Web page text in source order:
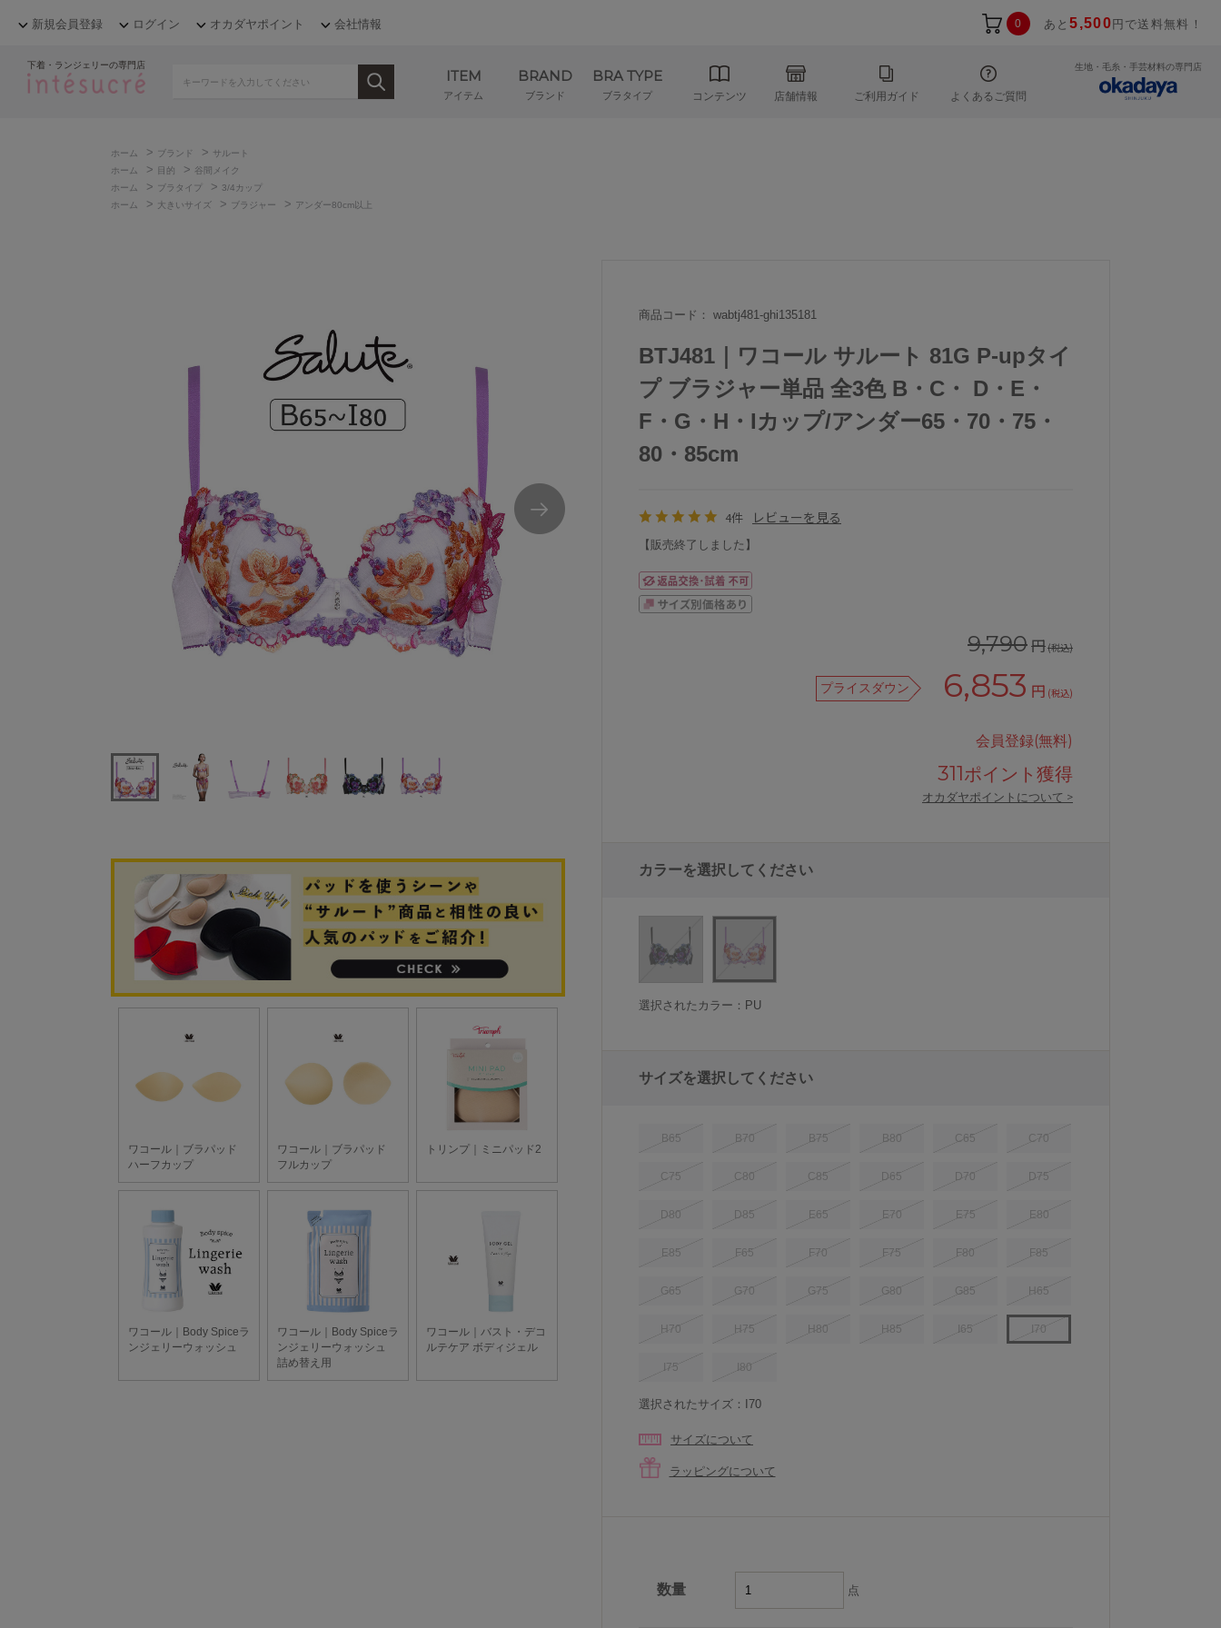
新規会員登録 ログイン オカダヤポイント 会社情報 0 あと5,500 円で送料無料！
下着・ランジェリーの専門店
ITEM
アイテム
BRAND
ブランド
BRA TYPE
ブラタイプ コンテンツ 店舗情報 ご利用ガイド よくあるご質問
生地・毛糸・手芸材料の専門店
ホーム > ブランド > サルート
ホーム
> 目的 > 谷間メイク
ホーム
> ブラタイプ > 3/4カップ
ホーム
> 大きいサイズ > ブラジャー > アンダー80cm以上
商品コード： wabtj481-ghi135181
BTJ481｜ワコール サルート 81G P-upタイ
プ ブラジャー単品 全3色 B・C・ D・E・
F・G・H・Iカップ/アンダー65・70・75・
80・85cm
4件 レビューを見る
【販売終了しました】
9,790円(税込)
プライスダウン 6,853 円 (税込)
会員登録(無料)
311ポイント獲得
オカダヤポイントについて >
カラーを選択してください
選択されたカラー：PU
サイズを選択してください
B65 B70 B75 B80 C65 C70
C75 C80 C85 D65 D70 D75
D80 D85 E65 E70 E75 E80
E85 F65 F70 F75 F80 F85
G65 G70 G75 G80 G85 H65
H70 H75 H80 H85 I65 I70
I75 I80
選択されたサイズ：I70
サイズについて
ラッピングについて
数量 点